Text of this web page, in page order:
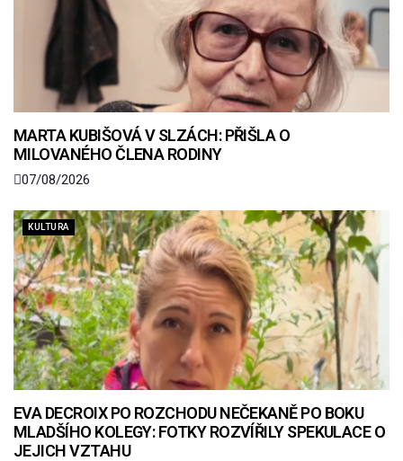
MARTA KUBIŠOVÁ V SLZÁCH: PŘIŠLA O
MILOVANÉHO ČLENA RODINY
07/08/2026
KULTURA
EVA DECROIX PO ROZCHODU NEČEKANĚ PO BOKU
MLADŠÍHO KOLEGY: FOTKY ROZVÍŘILY SPEKULACE O
JEJICH VZTAHU